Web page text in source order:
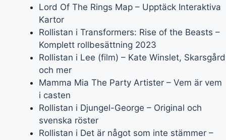
Lord Of The Rings Map – Upptäck Interaktiva
Kartor
Rollistan i Transformers: Rise of the Beasts –
Komplett rollbesättning 2023
Rollistan i Lee (film) – Kate Winslet, Skarsgård
och mer
Mamma Mia The Party Artister – Vem är vem
i casten
Rollistan i Djungel-George – Original och
svenska röster
Rollistan i Det är något som inte stämmer –